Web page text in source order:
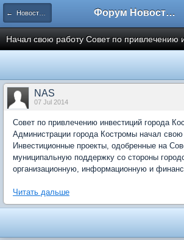
← Новости рынка недвижимости Форум Новостройки
Начал свою работу Совет по привлечению
NAS
07 Jul 2014
Совет по привлечению инвестиций города
Администрации города Костромы начал свою
Инвестиционные проекты, одобренные на
муниципальную поддержку со стороны
организационную, информационную и
Читать дальше